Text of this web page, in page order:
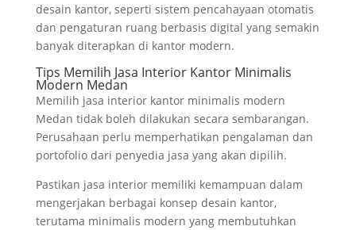
desain kantor, seperti sistem pencahayaan otomatis
dan pengaturan ruang berbasis digital yang semakin
banyak diterapkan di kantor modern.
Tips Memilih Jasa Interior Kantor Minimalis
Modern Medan
Memilih jasa interior kantor minimalis modern
Medan tidak boleh dilakukan secara sembarangan.
Perusahaan perlu memperhatikan pengalaman dan
portofolio dari penyedia jasa yang akan dipilih.
Pastikan jasa interior memiliki kemampuan dalam
mengerjakan berbagai konsep desain kantor,
terutama minimalis modern yang membutuhkan